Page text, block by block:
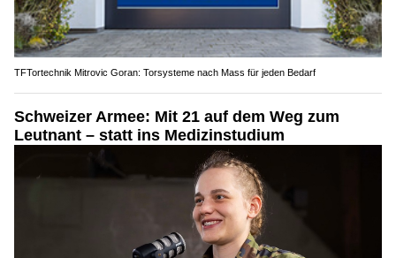
TFTortechnik Mitrovic Goran: Torsysteme nach Mass für jeden Bedarf
Schweizer Armee: Mit 21 auf dem Weg zum
Leutnant – statt ins Medizinstudium